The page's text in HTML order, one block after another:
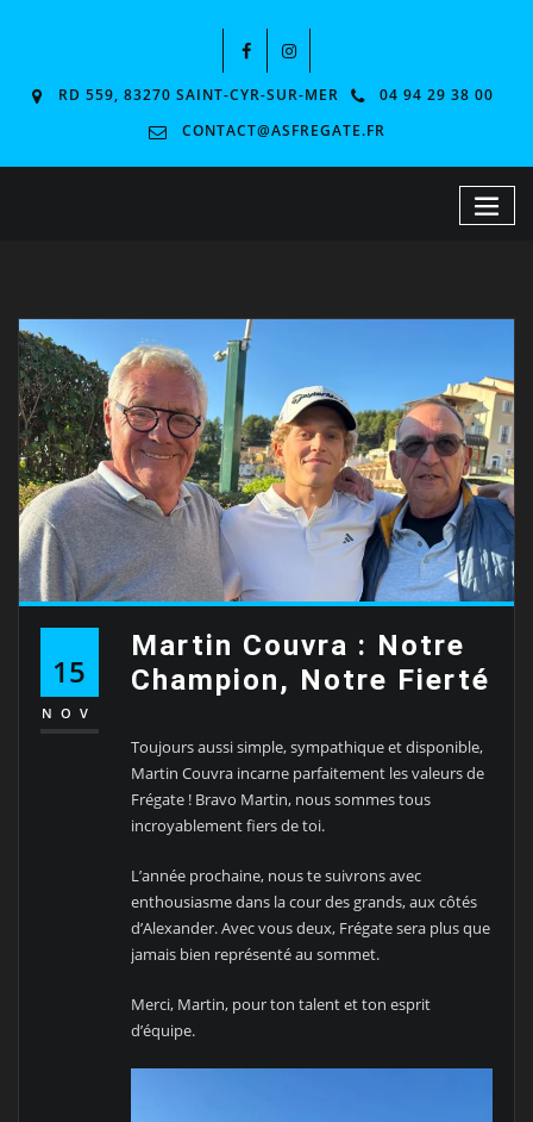
RD 559, 83270 SAINT-CYR-SUR-MER
04 94 29 38 00
CONTACT@ASFREGATE.FR
15
NOV
Martin Couvra : Notre
Champion, Notre Fierté
Toujours aussi simple, sympathique et disponible,
Martin Couvra incarne parfaitement les valeurs de
Frégate ! Bravo Martin, nous sommes tous
incroyablement fiers de toi.
L’année prochaine, nous te suivrons avec
enthousiasme dans la cour des grands, aux côtés
d’Alexander. Avec vous deux, Frégate sera plus que
jamais bien représenté au sommet.
Merci, Martin, pour ton talent et ton esprit
d’équipe.